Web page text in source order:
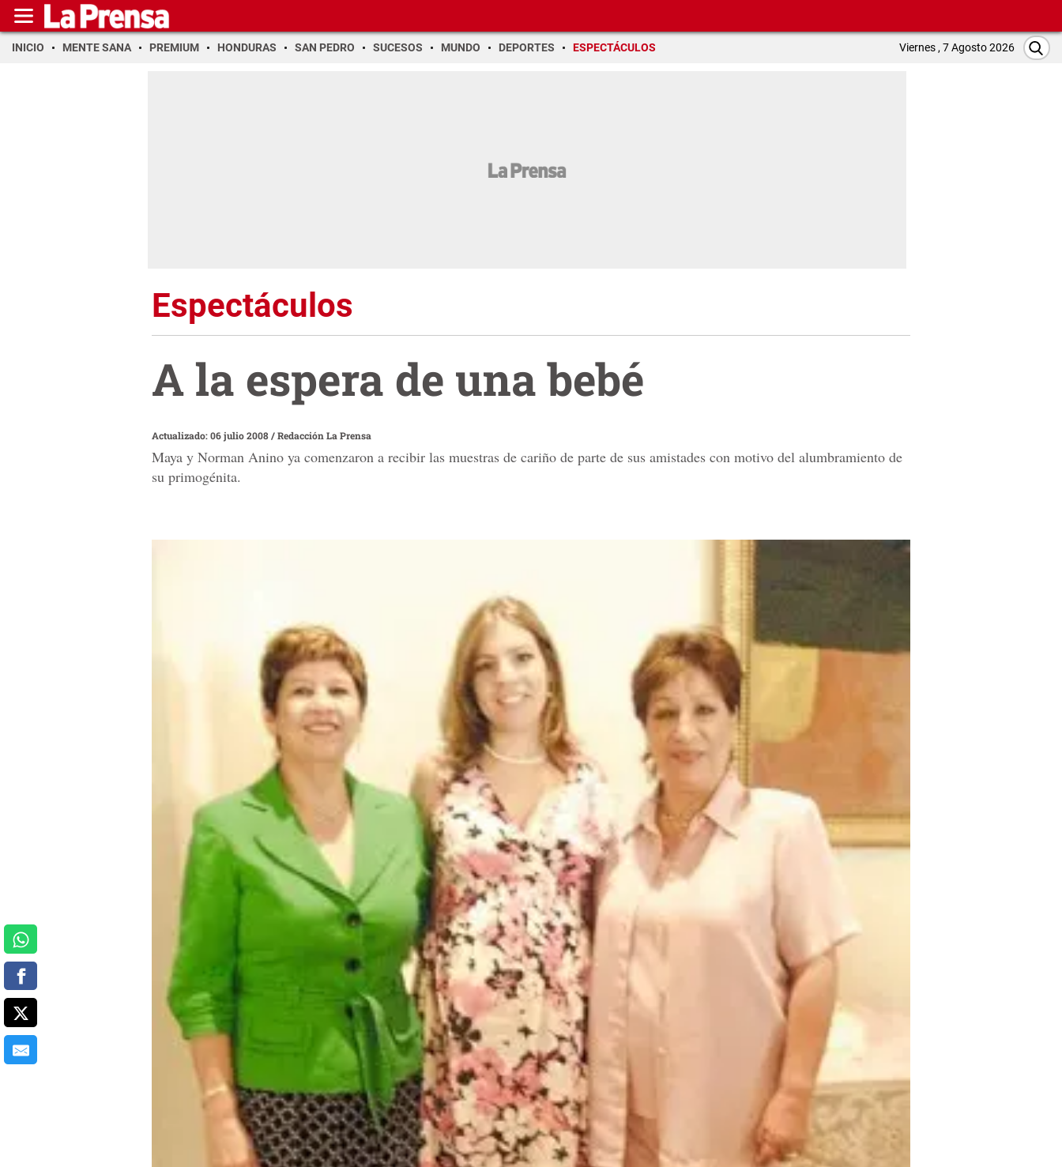
INICIO MENTE SANA PREMIUM HONDURAS SAN PEDRO SUCESOS MUNDO DEPORTES ESPECTÁCULOS Viernes , 7 Agosto 2026
Espectáculos
A la espera de una bebé
Actualizado: 06 julio 2008/Redacción La Prensa
Maya y Norman Anino ya comenzaron a recibir las muestras de cariño de parte de sus amistades con motivo del alumbramiento de
su primogénita.